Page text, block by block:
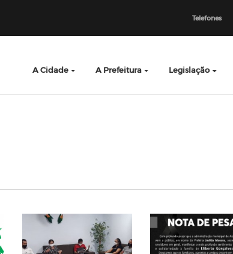
Telefones
A Cidade A Prefeitura Legislação